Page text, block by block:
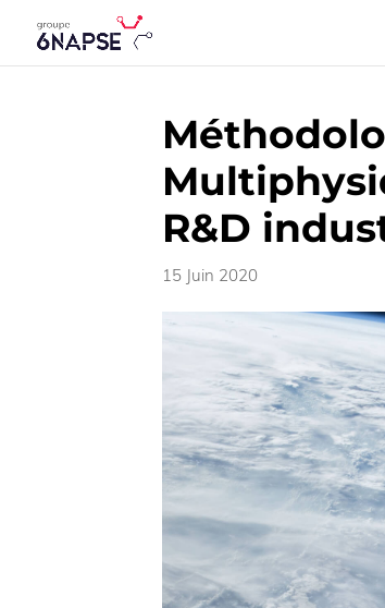
R&D
15 Juin 2020